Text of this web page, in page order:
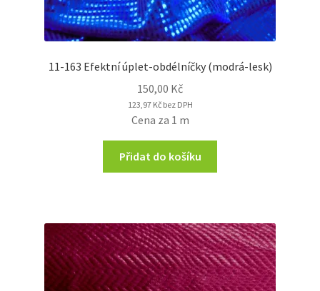
11-163 Efektní úplet-obdélníčky (modrá-lesk)
150,00 Kč
123,97 Kčbez DPH
Cena za 1 m
Přidat do košíku